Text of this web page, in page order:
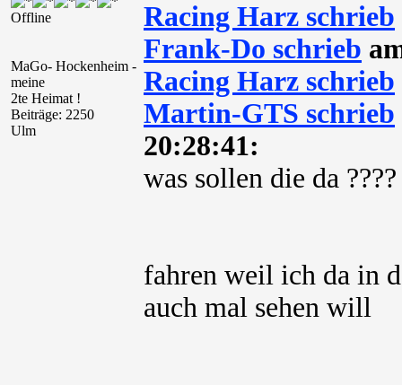
Offline
MaGo- Hockenheim -
meine
2te Heimat !
Beiträge: 2250
Ulm
Racing Harz schrieb
Frank-Do schrieb
Racing Harz schrieb
Martin-GTS schrieb
20:28:41:
was sollen die da ????
fahren weil ich da in
auch mal sehen will